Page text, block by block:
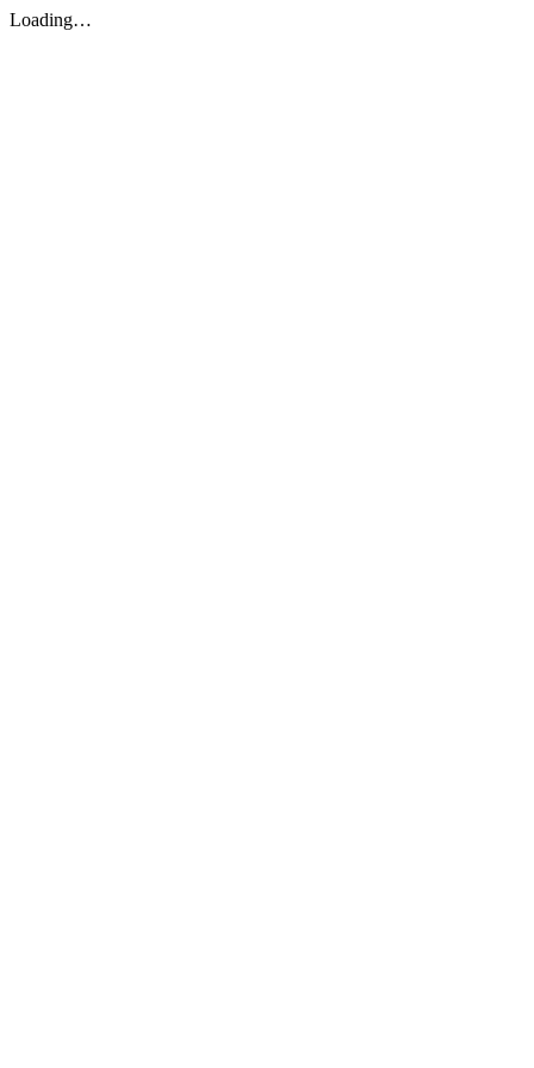
Loading…